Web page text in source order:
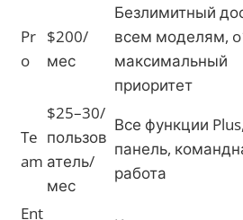
Pr
o
$200/
мес
Безлимитный
всем моделям,
максимальный
приоритет
Te
am
$25–30/
пользов
атель/
мес
Все функции
панель,
работа
Ent